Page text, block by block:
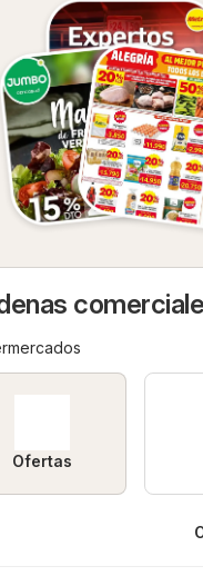
Ofertas